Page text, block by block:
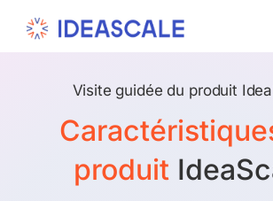
Visite guidée du produit
produit